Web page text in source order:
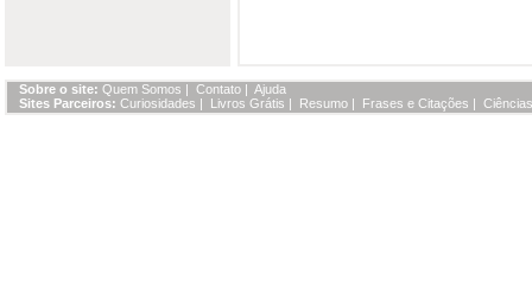
Sobre o site: Quem Somos | Contato | Ajuda
Sites Parceiros: Curiosidades | Livros Grátis | Resumo | Frases e Citações |